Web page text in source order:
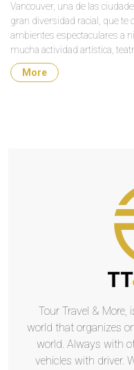
Tour Travel & More,
world that organizes
world. Always with
vehicles with driver.
Vancouver, una de las
gran diversidad racial, que te
ambientes espectaculares a
mucha actividad artística,
More